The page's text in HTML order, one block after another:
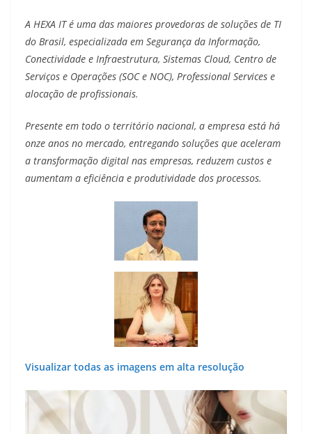
A HEXA IT é uma das maiores provedoras de soluções de TI
do Brasil, especializada em Segurança da Informação,
Conectividade e Infraestrutura, Sistemas Cloud, Centro de
Serviços e Operações (SOC e NOC), Professional Services e
alocação de profissionais.
Presente em todo o território nacional, a empresa está há
onze anos no mercado, entregando soluções que aceleram
a transformação digital nas empresas, reduzem custos e
aumentam a eficiência e produtividade dos processos.
Visualizar todas as imagens em alta resolução